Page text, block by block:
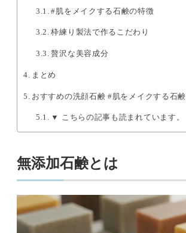
#肌をメイクする石鹸の特徴
枠練り製法で作るこだわり
贅沢な美容成分
まとめ
おすすめの洗顔石鹸 #肌をメイクする石鹸
▼ こちらの記事も読まれています。
無添加石鹸とは